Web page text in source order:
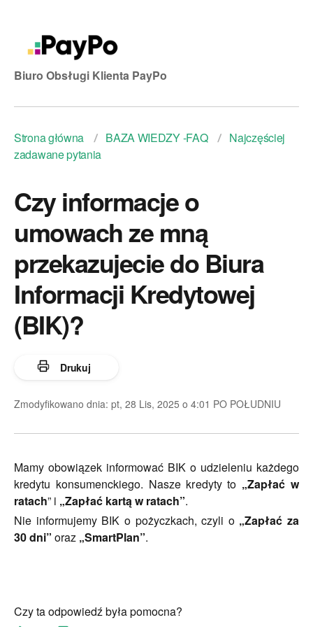
Biuro Obsługi Klienta PayPo
Strona główna BAZA WIEDZY -FAQ
Najczęściej
zadawane pytania
Czy informacje o
umowach ze mną
przekazujecie do Biura
Informacji Kredytowej
(BIK)?
Drukuj
Zmodyfikowano dnia: pt, 28 Lis, 2025 o 4:01 PO POŁUDNIU
Mamy obowiązek informować BIK o udzieleniu każdego
kredytu konsumenckiego. Nasze kredyty to „Zapłać w
ratach” i „Zapłać kartą w ratach”.
Nie informujemy BIK o pożyczkach, czyli o „Zapłać za
30 dni” oraz „SmartPlan”.
Czy ta odpowiedź była pomocna?